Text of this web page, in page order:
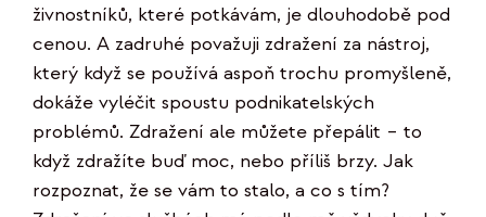
živnostníků, které potkávám, je dlouhodobě pod
cenou. A zadruhé považuji zdražení za nástroj,
který když se používá aspoň trochu promyšleně,
dokáže vyléčit spoustu podnikatelských
problémů. Zdražení ale můžete přepálit – to
když zdražíte buď moc, nebo příliš brzy. Jak
rozpoznat, že se vám to stalo, a co s tím?